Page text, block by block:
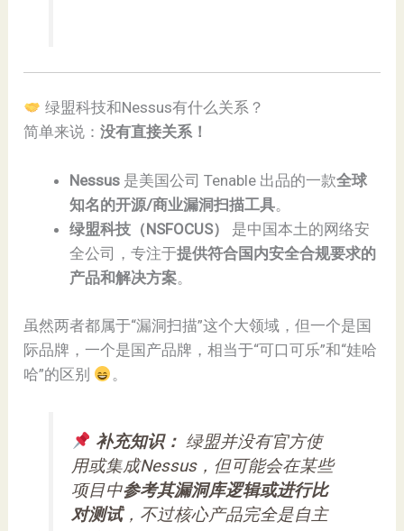
绿盟科技和Nessus有什么关系？
简单来说：没有直接关系！
Nessus 是美国公司 Tenable 出品的一款全球
知名的开源/商业漏洞扫描工具。
绿盟科技（NSFOCUS）
是中国本土的网络安
全公司，专注于提供符合国内安全合规要求的
产品和解决方案。
虽然两者都属于“漏洞扫描”这个大领域，但一个是国
际品牌，一个是国产品牌，相当于“可口可乐”和“娃哈
哈”的区别
。
补充知识： 绿盟并没有官方使
用或集成Nessus，但可能会在某些
项目中参考其漏洞库逻辑或进行比
对测试，不过核心产品完全是自主